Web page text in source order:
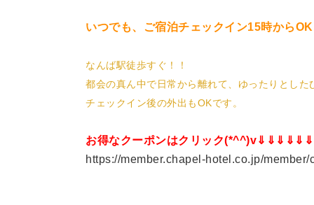
いつでも、ご宿泊チェックイン15時から
なんば駅徒歩すぐ！！
都会の真ん中で日常から離れて、ゆったりとし
チェックイン後の外出もOKです。
お得なクーポンはクリック(*^^)v⇓⇓⇓⇓⇓⇓
https://member.chapel-hotel.co.jp/